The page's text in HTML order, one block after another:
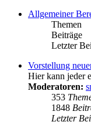
Allgemeiner
Themen
Beiträge
Letzter
Vorstellung
Hier kann jeder
Moderatoren:
353
1848
Letzter